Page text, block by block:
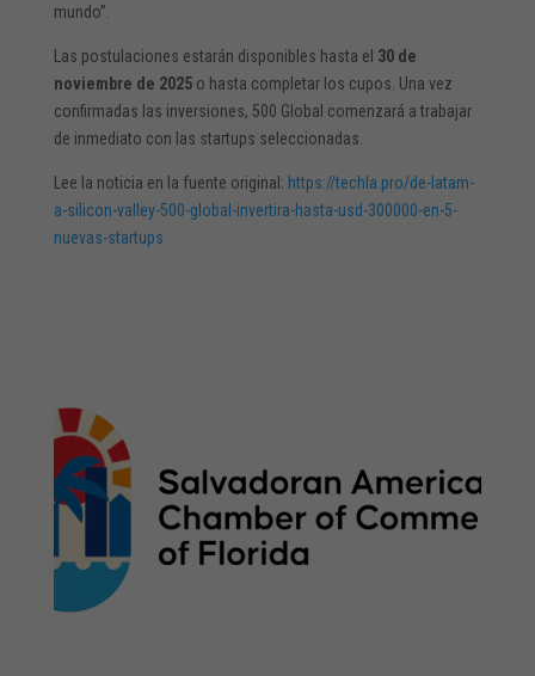
mundo”.
Las postulaciones estarán disponibles hasta el 30 de
noviembre de 2025o hasta completar los cupos. Una vez
confirmadas las inversiones, 500 Global comenzará a trabajar
de inmediato con las startups seleccionadas.
Lee la noticia en la fuente original: https://techla.pro/de-latam-
a-silicon-valley-500-global-invertira-hasta-usd-300000-en-5-
nuevas-startups